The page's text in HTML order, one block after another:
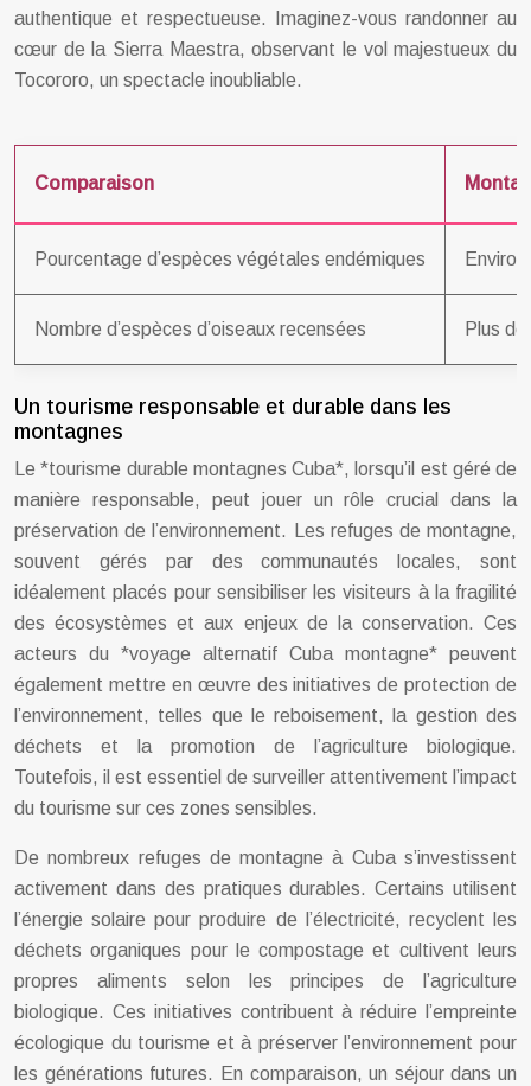
authentique et respectueuse. Imaginez-vous randonner au
cœur de la Sierra Maestra, observant le vol majestueux du
Tocororo, un spectacle inoubliable.
Comparaison
Pourcentage d’espèces végétales endémiques
Nombre d’espèces d’oiseaux recensées Plus
Un tourisme responsable et durable dans les
montagnes
Le *tourisme durable montagnes Cuba*, lorsqu’il est géré de
manière responsable, peut jouer un rôle crucial dans la
préservation de l’environnement. Les refuges de montagne,
souvent gérés par des communautés locales, sont
idéalement placés pour sensibiliser les visiteurs à la fragilité
des écosystèmes et aux enjeux de la conservation. Ces
acteurs du *voyage alternatif Cuba montagne* peuvent
également mettre en œuvre des initiatives de protection de
l’environnement, telles que le reboisement, la gestion des
déchets et la promotion de l’agriculture biologique.
Toutefois, il est essentiel de surveiller attentivement l’impact
du tourisme sur ces zones sensibles.
De nombreux refuges de montagne à Cuba s’investissent
activement dans des pratiques durables. Certains utilisent
l’énergie solaire pour produire de l’électricité, recyclent les
déchets organiques pour le compostage et cultivent leurs
propres aliments selon les principes de l’agriculture
biologique. Ces initiatives contribuent à réduire l’empreinte
écologique du tourisme et à préserver l’environnement pour
les générations futures. En comparaison, un séjour dans un